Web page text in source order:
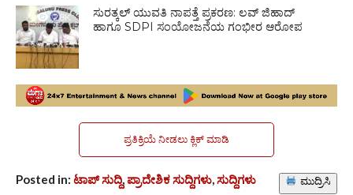
2.8K
ಸುರತ್ಕಲ್ ಯುವತಿ ನಾಪತ್ತೆ ಪ್ರಕರಣ: ಲವ್ ಜಿಹಾದ್
ಹಾಗೂ SDPI ಸಂಯೋಜನೆಯ ಗಂಭೀರ ಆರೋಪ
ಪ್ರತಿಕ್ರಿಯೆ ನೀಡಲು ಕ್ಲಿಕ್ ಮಾಡಿ
Posted in: ಟಾಪ್ ಸುದ್ದಿ,ಪ್ರಾದೇಶಿಕ ಸುದ್ದಿಗಳು,ಸುದ್ದಿಗಳು ಮುದ್ರಿಸಿ